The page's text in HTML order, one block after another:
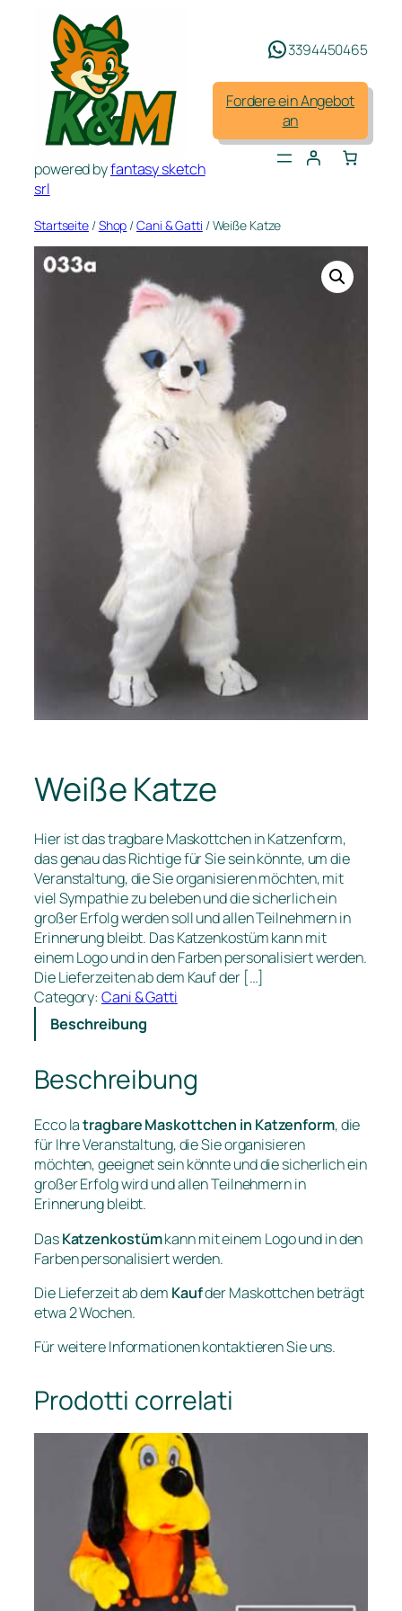
springen
powered byfantasy sketch
srl
3394450465
Fordere ein Angebot
an
Startseite /Shop /Cani & Gatti / Weiße Katze
Weiße Katze
Hier ist das tragbare Maskottchen in Katzenform,
das genau das Richtige für Sie sein könnte, um die
Veranstaltung, die Sie organisieren möchten, mit
viel Sympathie zu beleben und die sicherlich ein
großer Erfolg werden soll und allen Teilnehmern in
Erinnerung bleibt. Das Katzenkostüm kann mit
einem Logo und in den Farben personalisiert werden.
Die Lieferzeiten ab dem Kauf der […]
Category:Cani & Gatti
Beschreibung
Beschreibung
Ecco latragbare Maskottchen in Katzenform, die
für Ihre Veranstaltung, die Sie organisieren
möchten, geeignet sein könnte und die sicherlich ein
großer Erfolg wird und allen Teilnehmern in
Erinnerung bleibt.
DasKatzenkostümkann mit einem Logo und in den
Farben personalisiert werden.
Die Lieferzeit ab dem Kaufder Maskottchen beträgt
etwa 2 Wochen.
Für weitere Informationen kontaktieren Sie uns.
Prodotti correlati